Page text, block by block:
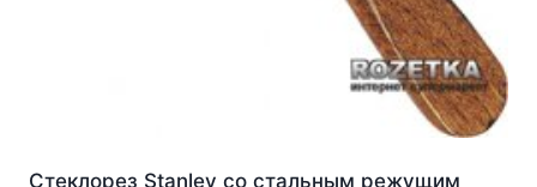
Стеклорез Stanley со стальным режущим